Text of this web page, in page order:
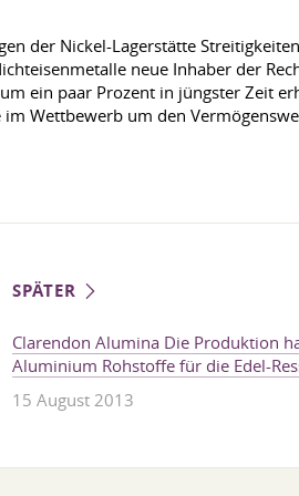
der Nickel-Lagerstätte
neue Inhaber der
ein paar Prozent in jüngster Zeit
Wettbewerb um den
SPÄTER
Clarendon Alumina Die Produktion
Aluminium Rohstoffe für die Edel-
15 August 2013